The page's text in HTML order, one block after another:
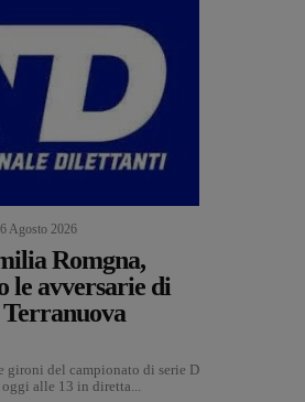
6 Agosto 2026
Romgna,
le avversarie di
gironi del campionato di serie D
alle 13 in diretta...